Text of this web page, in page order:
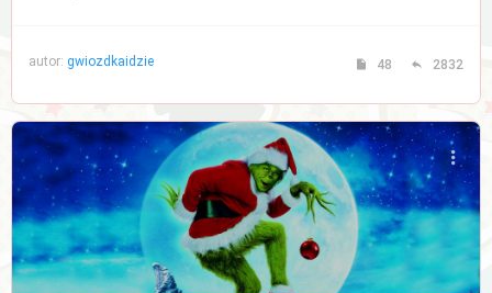
autor: gwiozdkaidzie 48 2832